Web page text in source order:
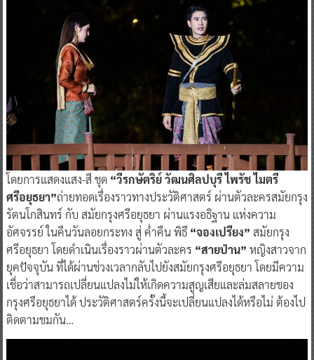
โดยการแสดงแสง-สี ชุด “วีรกษัตริย์ วัฒนศิลปบุรี ไพรัช ไมตรี
ศรีอยุธยา”ถ่ายทอดเรื่องราวทางประวัติศาสตร์ ผ่านตัวละครสมัยกรุง
รัตนโกสินทร์ กับ สมัยกรุงศรีอยุธยา ผ่านแรงอธิฐาน แห่งความ
อัศจรรย์ ในคืนวันลอยกระทง สู่ ค่ำคืน พิธี “จองเปรียง” สมัยกรุง
ศรีอยุธยา โดยดำเนินเรื่องราวผ่านตัวละคร “สายป่าน” หญิงสาวจาก
ยุคปัจจุบัน ที่ได้ผ่านช่วงเวลากลับไปยังสมัยกรุงศรีอยุธยา โดยมีความ
เชื่อว่าสามารถเปลี่ยนแปลงไม่ให้เกิดความสูญเสียและล่มสลายของ
กรุงศรีอยุธยาได้ ประวัติศาสตร์ครั้งนี้จะเปลี่ยนแปลงได้หรือไม่ ต้องไป
ติดตามชมกัน…